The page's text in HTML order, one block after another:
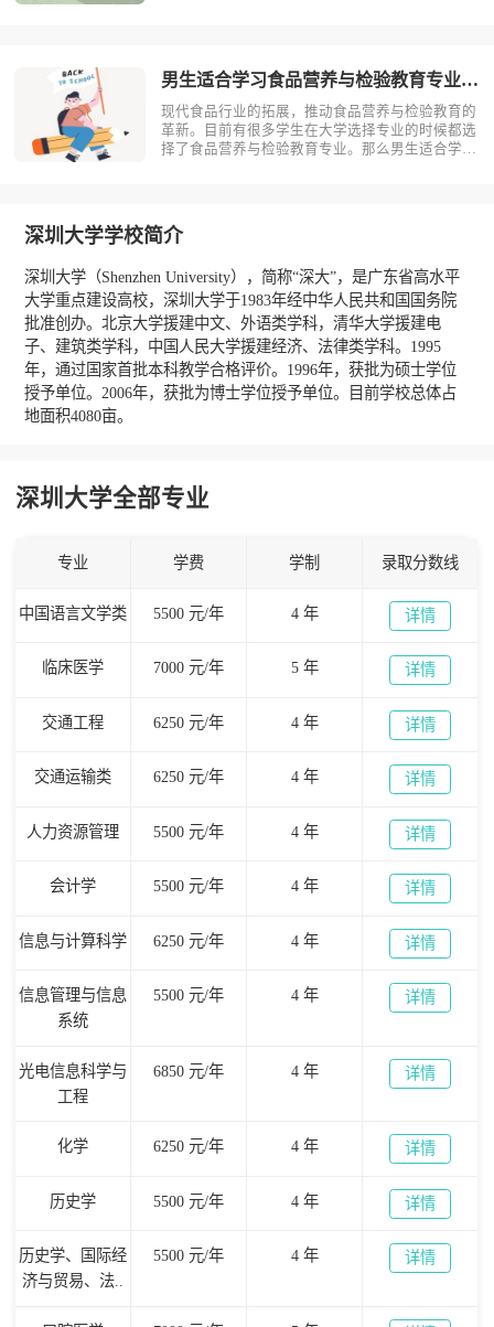
男生适合学习食品营养与检验教育专业吗？
现代食品行业的拓展，推动食品营养与检验教育的
革新。目前有很多学生在大学选择专业的时候都选
择了食品营养与检验教育专业。那么男生适合学习
什么？食品营养与检验教育主要研究食品科?
深圳大学学校简介
深圳大学（Shenzhen University），简称“深大”，是广东省高水平
大学重点建设高校，深圳大学于1983年经中华人民共和国国务院
批准创办。北京大学援建中文、外语类学科，清华大学援建电
子、建筑类学科，中国人民大学援建经济、法律类学科。1995
年，通过国家首批本科教学合格评价。1996年，获批为硕士学位
授予单位。2006年，获批为博士学位授予单位。目前学校总体占
地面积4080亩。
深圳大学全部专业
专业 学费 学制 录取分数线
中国语言文学类 5500 元/年 4 年 详情
临床医学 7000 元/年 5 年 详情
交通工程 6250 元/年 4 年 详情
交通运输类 6250 元/年 4 年 详情
人力资源管理 5500 元/年 4 年 详情
会计学 5500 元/年 4 年 详情
信息与计算科学 6250 元/年 4 年 详情
信息管理与信息
系统
5500 元/年 4 年 详情
光电信息科学与
工程
6850 元/年 4 年 详情
化学 6250 元/年 4 年 详情
历史学 5500 元/年 4 年 详情
历史学、国际经
济与贸易、法..
5500 元/年 4 年 详情